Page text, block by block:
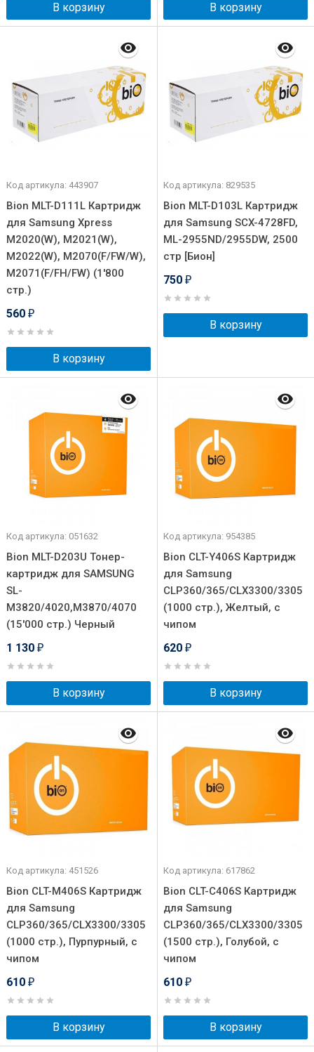
В корзину В корзину
Код артикула: 443907
Bion MLT-D111L Картридж
для Samsung Xpress
M2020(W), M2021(W),
M2022(W), M2070(F/FW/W),
M2071(F/FH/FW) (1'800
стр.)
560 ₽
В корзину
Код артикула: 829535
Bion MLT-D103L Картридж
для Samsung SCX-4728FD,
ML-2955ND/2955DW, 2500
стр [Бион]
750 ₽
В корзину
Код артикула: 051632
Bion MLT-D203U Тонер-
картридж для SAMSUNG
SL-
M3820/4020,M3870/4070
(15'000 стр.) Черный
1 130 ₽
В корзину
Код артикула: 954385
Bion CLT-Y406S Картридж
для Samsung
CLP360/365/CLX3300/3305
(1000 стр.), Желтый, с
чипом
620 ₽
В корзину
Код артикула: 451526
Bion CLT-M406S Картридж
для Samsung
CLP360/365/CLX3300/3305
(1000 стр.), Пурпурный, с
чипом
610 ₽
В корзину
Код артикула: 617862
Bion CLT-C406S Картридж
для Samsung
CLP360/365/CLX3300/3305
(1500 стр.), Голубой, с
чипом
610 ₽
В корзину